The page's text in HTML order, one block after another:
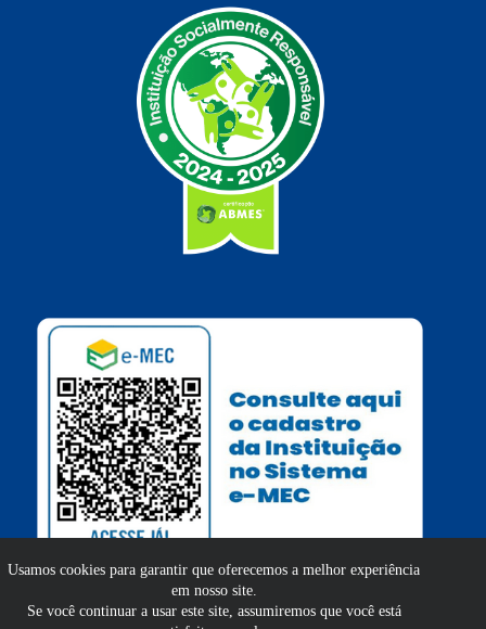
Usamos cookies para garantir que oferecemos a melhor experiência
em nosso site.
Se você continuar a usar este site, assumiremos que você está